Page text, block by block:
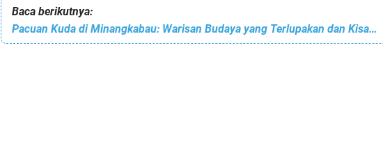
Baca berikutnya:
Pacuan Kuda di Minangkabau: Warisan Budaya yang Terlupakan dan Kisah Kuda Ras Thoroughbred